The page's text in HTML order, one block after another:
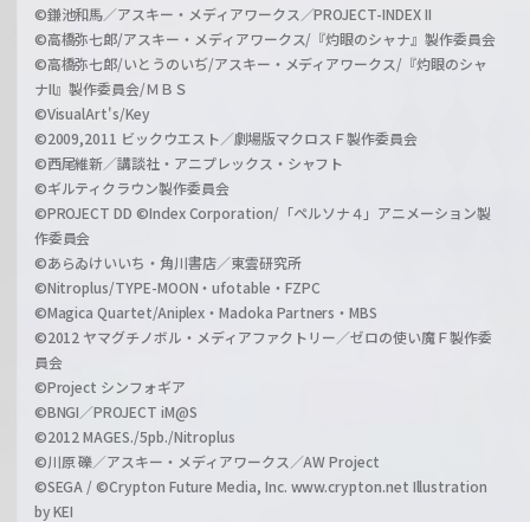
©鎌池和馬／アスキー・メディアワークス／PROJECT-INDEX II
©高橋弥七郎/アスキー・メディアワークス/『灼眼のシャナ』製作委員会
©高橋弥七郎/いとうのいぢ/アスキー・メディアワークス/『灼眼のシャ
ナII』製作委員会/ＭＢＳ
©VisualArt's/Key
©2009,2011 ビックウエスト／劇場版マクロスＦ製作委員会
©西尾維新／講談社・アニプレックス・シャフト
©ギルティクラウン製作委員会
©PROJECT DD ©Index Corporation/「ペルソナ４」アニメーション製
作委員会
©あらゐけいいち・角川書店／東雲研究所
©Nitroplus/TYPE-MOON・ufotable・FZPC
©Magica Quartet/Aniplex・Madoka Partners・MBS
©2012 ヤマグチノボル・メディアファクトリー／ゼロの使い魔Ｆ製作委
員会
©Project シンフォギア
©BNGI／PROJECT iM@S
©2012 MAGES./5pb./Nitroplus
©川原 礫／アスキー・メディアワークス／AW Project
©SEGA / ©Crypton Future Media, Inc. www.crypton.net Illustration
by KEI